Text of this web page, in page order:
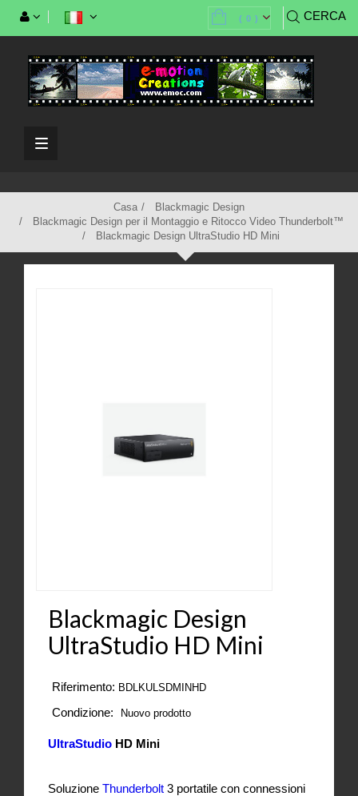
CERCA
( 0 )
Casa
Blackmagic Design
Blackmagic Design per il Montaggio e Ritocco Video Thunderbolt™
Blackmagic Design UltraStudio HD Mini
Blackmagic Design
UltraStudio HD Mini
Riferimento: BDLKULSDMINHD
Condizione: Nuovo prodotto
UltraStudio HD Mini
Soluzione Thunderbolt 3 portatile con connessioni